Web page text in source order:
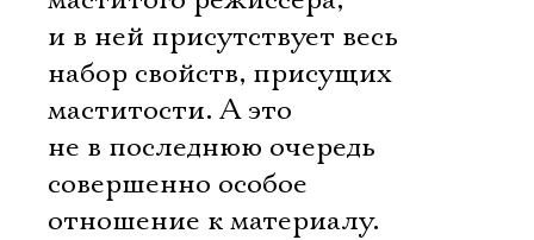
и в ней присутствует весь
набор свойств, присущих
маститости. А это
не в последнюю очередь
совершенно особое
отношение к материалу.